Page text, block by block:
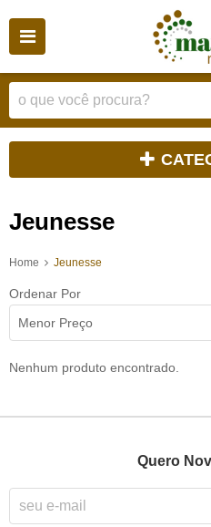
Jeunesse
Home Jeunesse
Ordenar Por
Menor Preço
Nenhum produto encontrado.
Quero